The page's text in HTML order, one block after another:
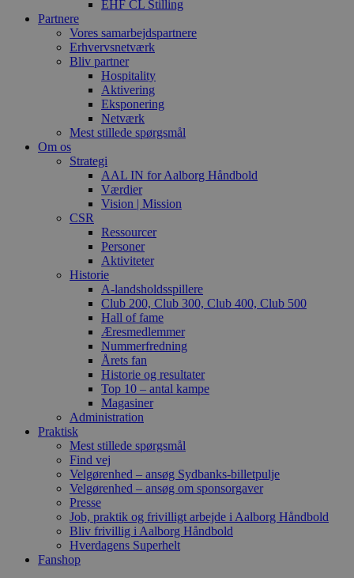
EHF CL Stilling
Partnere
Vores samarbejdspartnere
Erhvervsnetværk
Bliv partner
Hospitality
Aktivering
Eksponering
Netværk
Mest stillede spørgsmål
Om os
Strategi
AAL IN for Aalborg Håndbold
Værdier
Vision | Mission
CSR
Ressourcer
Personer
Aktiviteter
Historie
A-landsholdsspillere
Club 200, Club 300, Club 400, Club 500
Hall of fame
Æresmedlemmer
Nummerfredning
Årets fan
Historie og resultater
Top 10 – antal kampe
Magasiner
Administration
Praktisk
Mest stillede spørgsmål
Find vej
Velgørenhed – ansøg Sydbanks-billetpulje
Velgørenhed – ansøg om sponsorgaver
Presse
Job, praktik og frivilligt arbejde i Aalborg Håndbold
Bliv frivillig i Aalborg Håndbold
Hverdagens Superhelt
Fanshop